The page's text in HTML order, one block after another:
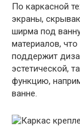
По каркасной
экраны,
ширма под
материалов,
поддержит
эстетической,
функцию,
ванне.